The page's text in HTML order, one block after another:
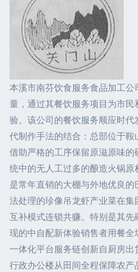
本溪市南芬饮食服务食品加工
量，通过其餐饮服务项目为市
验。该公司的餐饮服务顺应时
代制作手法的结合：总部位于
借助严格的工序保留原滋原味
统中的无人工过多的酿造火锅
是常年直销的大棚与外地优良
法处理的珍像吊龙虾产业菜在
互补模式连锁共赚。特别是其
现的中自配新体验销售者用餐
一体化平台服务链创新自厨房
行政办公楼从田间全程保障农